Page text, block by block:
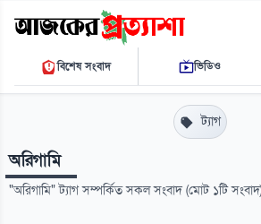
শুক্রবার, ০৭ আগস্ট ২০২৬
০৭ ০১ ০৩ পি.এম.THE DAILY AJKER
বিশেষ সংবাদ ভিডিও
ট্যাগ
অরিগামি
"অরিগামি" ট্যাগ সম্পর্কিত সকল সংবাদ (মোট ১টি